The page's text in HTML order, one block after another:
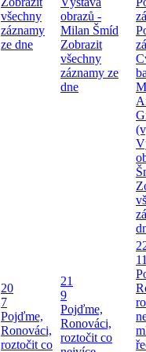
všechny
záznamy
ze dne
obrazů -
Milan Šmíd
Zobrazit
všechny
záznamy ze
dne
20
7
Pojďme,
Ronováci,
roztočit co
21
9
Pojďme,
Ronováci,
roztočit co